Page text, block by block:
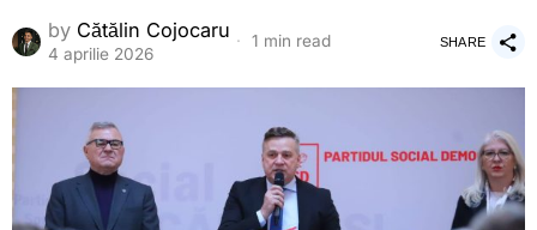
by Cătălin Cojocaru
4 aprilie 2026
1 min read SHARE